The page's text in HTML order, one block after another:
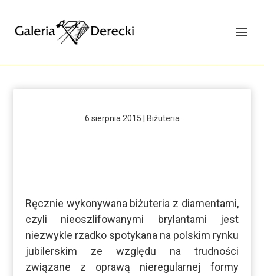
6 sierpnia 2015 Biżuteria
Ręcznie wykonywana biżuteria z diamentami,
czyli nieoszlifowanymi brylantami jest
niezwykle rzadko spotykana na polskim rynku
jubilerskim ze względu na trudności
związane z oprawą nieregularnej formy